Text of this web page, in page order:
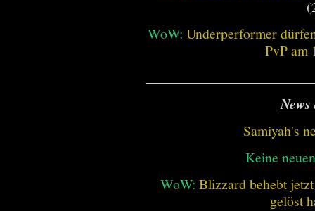
WoW: Underperformer
PvP am
Samiyah's
Keine
WoW: Blizzard behebt
gelöst